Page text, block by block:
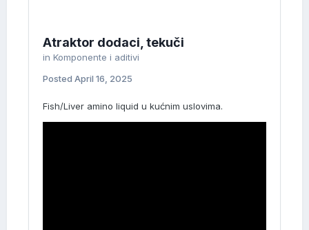
Atraktor dodaci, tekuči
in Komponente i aditivi
Posted April 16, 2025
Fish/Liver amino liquid u kućnim uslovima.